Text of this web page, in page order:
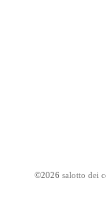
©2026 salotto dei